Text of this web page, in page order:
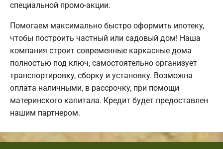
специальной промо-акции.
Помогаем максимально быстро оформить ипотеку,
чтобы построить частный или садовый дом! Наша
компания строит современные каркасные дома
полностью под ключ, самостоятельно организует
транспортировку, сборку и установку. Возможна
оплата наличными, в рассрочку, при помощи
материнского капитала. Кредит будет предоставлен
нашим партнером.